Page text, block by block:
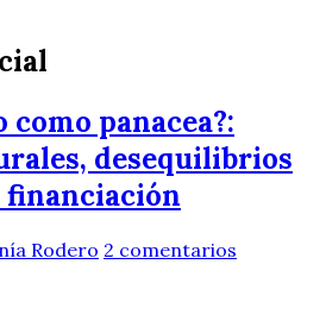
como panacea?:
desequilibrios
Rodero 2 comentarios